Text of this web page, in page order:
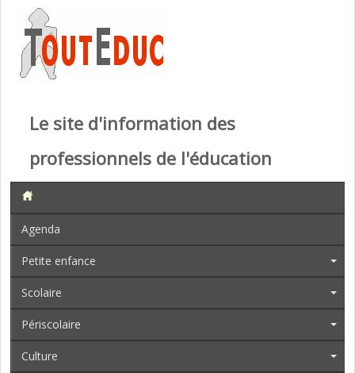
Le site d'information des
professionnels de l'éducation
Agenda
Petite enfance
Scolaire
Périscolaire
Culture